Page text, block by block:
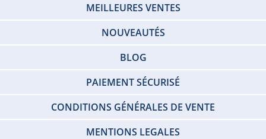
MEILLEURES VENTES
NOUVEAUTÉS
BLOG
PAIEMENT SÉCURISÉ
CONDITIONS GÉNÉRALES DE VENTE
MENTIONS LEGALES